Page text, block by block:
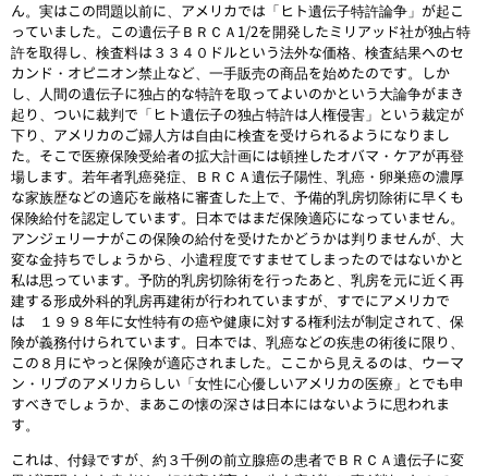
ん。実はこの問題以前に、アメリカでは「ヒト遺伝子特許論争」が起こ
っていました。この遺伝子ＢＲＣＡ1/2を開発したミリアッド社が独占特
許を取得し、検査料は３３４０ドルという法外な価格、検査結果へのセ
カンド・オピニオン禁止など、一手販売の商品を始めたのです。しか
し、人間の遺伝子に独占的な特許を取ってよいのかという大論争がまき
起り、ついに裁判で「ヒト遺伝子の独占特許は人権侵害」という裁定が
下り、アメリカのご婦人方は自由に検査を受けられるようになりまし
た。そこで医療保険受給者の拡大計画には頓挫したオバマ・ケアが再登
場します。若年者乳癌発症、ＢＲＣＡ遺伝子陽性、乳癌・卵巣癌の濃厚
な家族歴などの適応を厳格に審査した上で、予備的乳房切除術に早くも
保険給付を認定しています。日本ではまだ保険適応になっていません。
アンジェリーナがこの保険の給付を受けたかどうかは判りませんが、大
変な金持ちでしょうから、小遣程度ですませてしまったのではないかと
私は思っています。予防的乳房切除術を行ったあと、乳房を元に近く再
建する形成外科的乳房再建術が行われていますが、すでにアメリカで
は １９９８年に女性特有の癌や健康に対する権利法が制定されて、保
険が義務付けられています。日本では、乳癌などの疾患の術後に限り、
この８月にやっと保険が適応されました。ここから見えるのは、ウーマ
ン・リブのアメリカらしい「女性に心優しいアメリカの医療」とでも申
すべきでしょうか、まあこの懐の深さは日本にはないように思われま
す。
これは、付録ですが、約３千例の前立腺癌の患者でＢＲＣＡ遺伝子に変